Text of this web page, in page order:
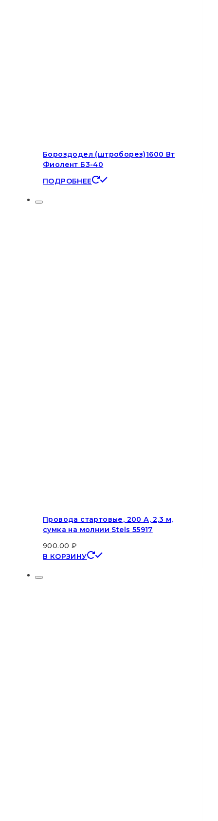
Бороздодел (штроборез)1600 Вт
Фиолент Б3-40
ПОДРОБНЕЕ
Провода стартовые, 200 А, 2,3 м,
сумка на молнии Stels 55917
900.00 ₽
В КОРЗИНУ